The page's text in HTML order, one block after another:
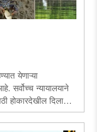
येणाऱ्या
सर्वोच्च न्यायालयाने
होकारदेखील दिला
परिस्थिती